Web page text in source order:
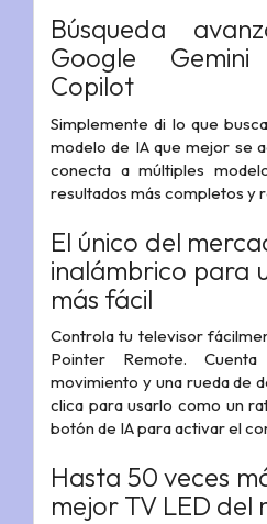
Búsqueda
Google
Copilot
Simplemente di lo que
modelo de IA que mejor se
conecta a múltiples
resultados más completos y
El único del
inalámbrico para
más fácil
Controla tu televisor
Pointer Remote.
movimiento y una rueda de
clica para usarlo como un
botón de IA para activar el
Hasta 50 veces
mejor TV LED del